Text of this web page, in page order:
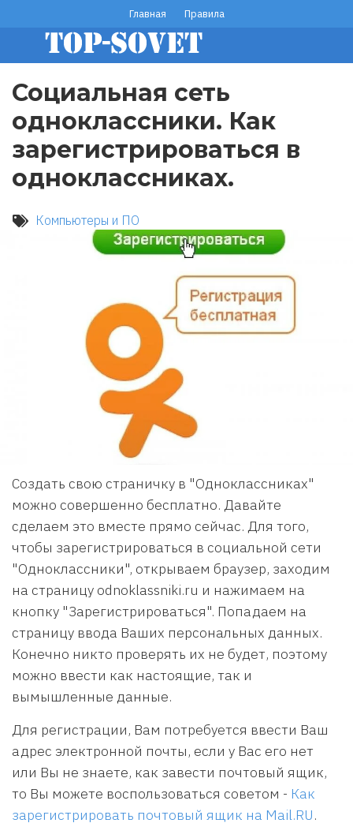
основному
содержанию
footer
menu
Главная Правила
Социальная сеть
одноклассники. Как
зарегистрироваться в
одноклассниках.
Компьютеры и ПО
Создать свою страничку в "Одноклассниках"
можно совершенно бесплатно. Давайте
сделаем это вместе прямо сейчас. Для того,
чтобы зарегистрироваться в социальной сети
"Одноклассники", открываем браузер, заходим
на страницу odnoklassniki.ru и нажимаем на
кнопку "Зарегистрироваться". Попадаем на
страницу ввода Ваших персональных данных.
Конечно никто проверять их не будет, поэтому
можно ввести как настоящие, так и
вымышленные данные.
Для регистрации, Вам потребуется ввести Ваш
адрес электронной почты, если у Вас его нет
или Вы не знаете, как завести почтовый ящик,
то Вы можете воспользоваться советом - Как
зарегистрировать почтовый ящик на Mail.RU.